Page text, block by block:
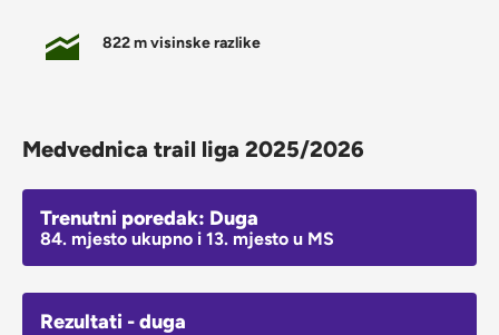
822 m visinske razlike
Medvednica trail liga 2025/2026
Trenutni poredak: Duga
84. mjesto ukupno i 13. mjesto u MS
Rezultati - duga